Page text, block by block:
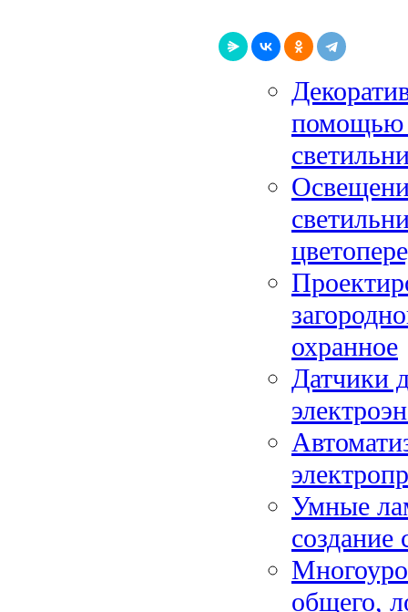
помощью
охранное
Датчики
Умные
создание
общего,